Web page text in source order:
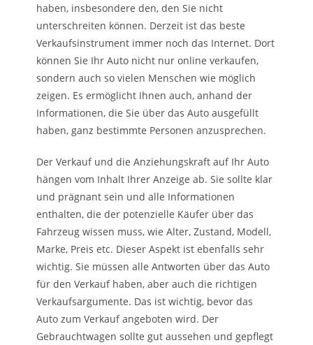
haben, insbesondere den, den Sie nicht
unterschreiten können. Derzeit ist das beste
Verkaufsinstrument immer noch das Internet. Dort
können Sie Ihr Auto nicht nur online verkaufen,
sondern auch so vielen Menschen wie möglich
zeigen. Es ermöglicht Ihnen auch, anhand der
Informationen, die Sie über das Auto ausgefüllt
haben, ganz bestimmte Personen anzusprechen.
Der Verkauf und die Anziehungskraft auf Ihr Auto
hängen vom Inhalt Ihrer Anzeige ab. Sie sollte klar
und prägnant sein und alle Informationen
enthalten, die der potenzielle Käufer über das
Fahrzeug wissen muss, wie Alter, Zustand, Modell,
Marke, Preis etc. Dieser Aspekt ist ebenfalls sehr
wichtig. Sie müssen alle Antworten über das Auto
für den Verkauf haben, aber auch die richtigen
Verkaufsargumente. Das ist wichtig, bevor das
Auto zum Verkauf angeboten wird. Der
Gebrauchtwagen sollte gut aussehen und gepflegt